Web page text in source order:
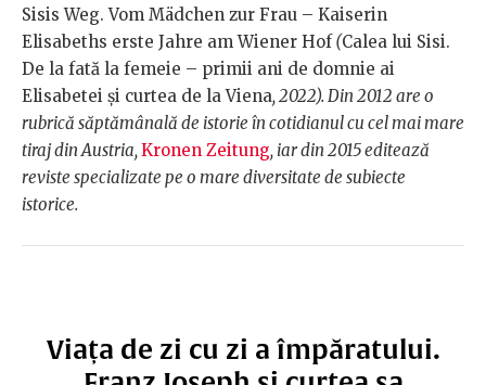
Sisis Weg. Vom Mädchen zur Frau – Kaiserin
Elisabeths erste Jahre am Wiener Hof (Calea lui Sisi.
De la fată la femeie – primii ani de domnie ai
Elisabetei și curtea de la Viena, 2022). Din 2012 are o
rubrică săptămânală de istorie în cotidianul cu cel mai mare
tiraj din Austria,Kronen Zeitung, iar din 2015 editează
reviste specializate pe o mare diversitate de subiecte
istorice.
Viața de zi cu zi a împăratului.